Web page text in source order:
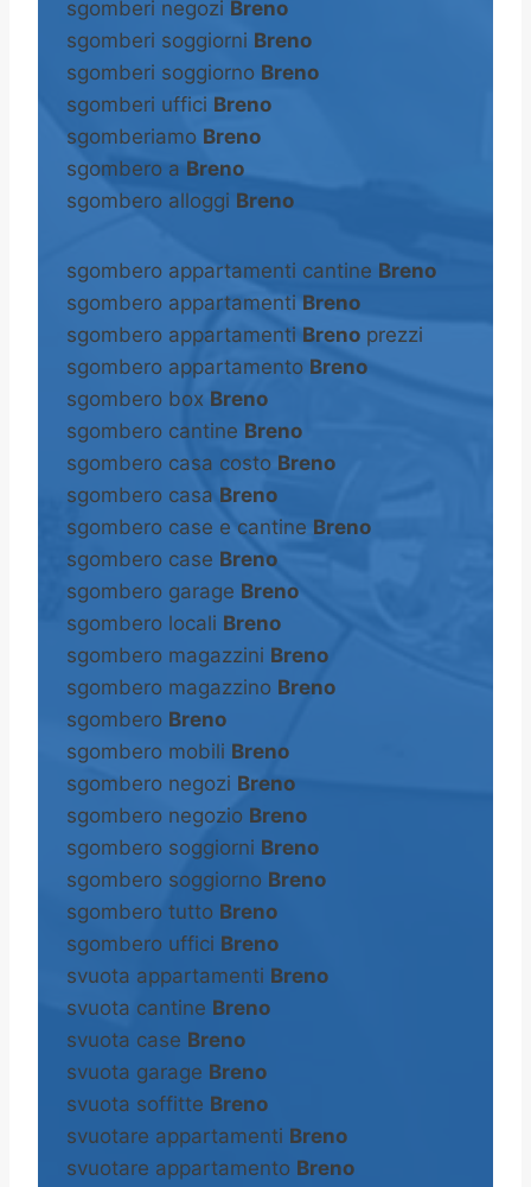
sgomberi negozi Breno
sgomberi soggiorni Breno
sgomberi soggiorno Breno
sgomberi uffici Breno
sgomberiamo Breno
sgombero a Breno
sgombero alloggi Breno
sgombero appartamenti cantine Breno
sgombero appartamenti Breno
sgombero appartamenti Breno prezzi
sgombero appartamento Breno
sgombero box Breno
sgombero cantine Breno
sgombero casa costo Breno
sgombero casa Breno
sgombero case e cantine Breno
sgombero case Breno
sgombero garage Breno
sgombero locali Breno
sgombero magazzini Breno
sgombero magazzino Breno
sgombero Breno
sgombero mobili Breno
sgombero negozi Breno
sgombero negozio Breno
sgombero soggiorni Breno
sgombero soggiorno Breno
sgombero tutto Breno
sgombero uffici Breno
svuota appartamenti Breno
svuota cantine Breno
svuota case Breno
svuota garage Breno
svuota soffitte Breno
svuotare appartamenti Breno
svuotare appartamento Breno